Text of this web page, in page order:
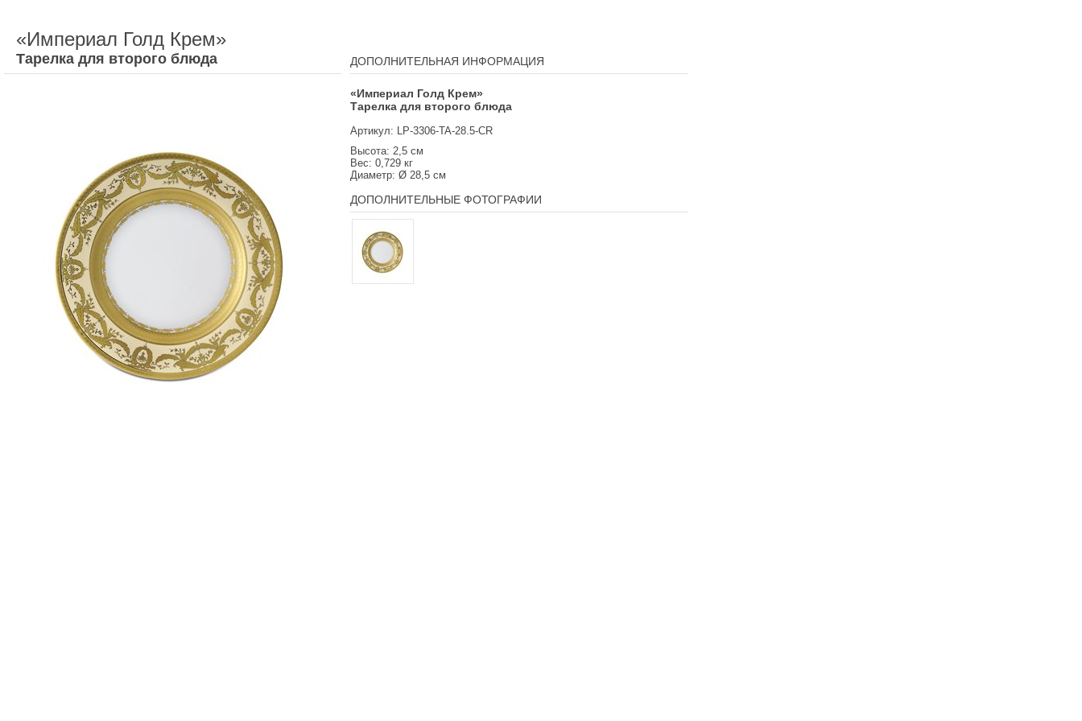
«Империал Голд Крем»
Тарелка для второго блюда ДОПОЛНИТЕЛЬНАЯ ИНФОРМАЦИЯ
«Империал Голд Крем»
Тарелка для второго блюда
Артикул: LP-3306-TA-28.5-CR
Высота: 2,5 см
Вес: 0,729 кг
Диаметр: Ø 28,5 см
ДОПОЛНИТЕЛЬНЫЕ ФОТОГРАФИИ